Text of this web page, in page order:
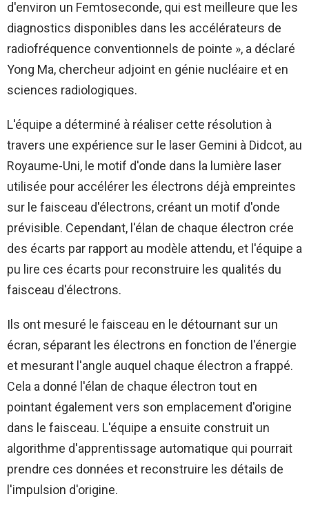
d'environ un Femtoseconde, qui est meilleure que les
diagnostics disponibles dans les accélérateurs de
radiofréquence conventionnels de pointe », a déclaré
Yong Ma, chercheur adjoint en génie nucléaire et en
sciences radiologiques.
L'équipe a déterminé à réaliser cette résolution à
travers une expérience sur le laser Gemini à Didcot, au
Royaume-Uni, le motif d'onde dans la lumière laser
utilisée pour accélérer les électrons déjà empreintes
sur le faisceau d'électrons, créant un motif d'onde
prévisible. Cependant, l'élan de chaque électron crée
des écarts par rapport au modèle attendu, et l'équipe a
pu lire ces écarts pour reconstruire les qualités du
faisceau d'électrons.
Ils ont mesuré le faisceau en le détournant sur un
écran, séparant les électrons en fonction de l'énergie
et mesurant l'angle auquel chaque électron a frappé.
Cela a donné l'élan de chaque électron tout en
pointant également vers son emplacement d'origine
dans le faisceau. L'équipe a ensuite construit un
algorithme d'apprentissage automatique qui pourrait
prendre ces données et reconstruire les détails de
l'impulsion d'origine.